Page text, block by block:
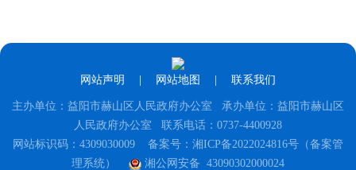
网站声明 网站地图 联系我们
主办单位：益阳市赫山区人民政府办公室 承办单位：益阳市赫山区
人民政府办公室 联系电话：0737-4400928
网站标识码：4309030009 备案号：湘ICP备2022024816号（备案管
理系统）
湘公网安备 43090302000024